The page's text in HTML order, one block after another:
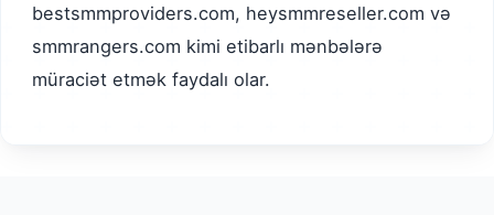
bestsmmproviders.com, heysmmreseller.com və
smmrangers.com kimi etibarlı mənbələrə
müraciət etmək faydalı olar.